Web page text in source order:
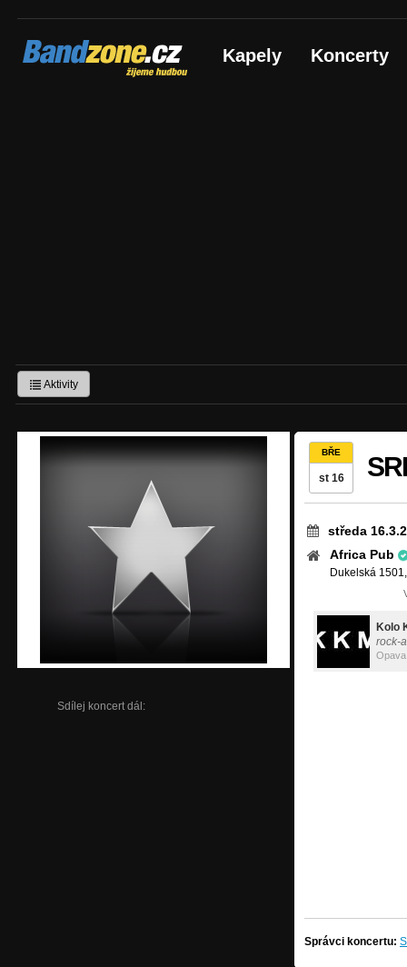
Bandzone.cz
žijeme hudbou Kapely Koncerty
Aktivity
Sdílej koncert dál:
BŘE
st 16
středa
Africa Pub
Dukelská
Kolo
rock-
Opava
Správci koncertu: